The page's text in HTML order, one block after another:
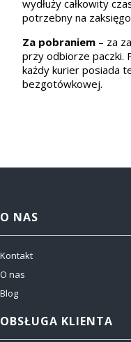
wydłuży całkowity
potrzebny na
Za pobraniem – za
przy odbiorze paczki.
każdy kurier posiada
bezgotówkowej.
Linki w stopce
O NAS
Kontakt
O nas
Blog
OBSŁUGA KLIENTA